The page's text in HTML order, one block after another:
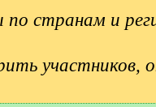
по странам и
участников,